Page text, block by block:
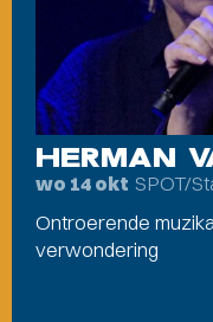
HERMAN
wo 14 okt SPOT/
Ontroerende
verwondering